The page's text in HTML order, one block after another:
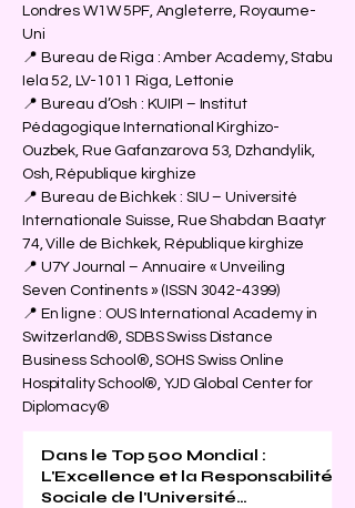
Londres W1W 5PF, Angleterre, Royaume-
Uni
📍 Bureau de Riga : Amber Academy, Stabu
Iela 52, LV-1011 Riga, Lettonie
📍 Bureau d’Osh : KUIPI – Institut
Pédagogique International Kirghizo-
Ouzbek, Rue Gafanzarova 53, Dzhandylik,
Osh, République kirghize
📍 Bureau de Bichkek : SIU – Université
Internationale Suisse, Rue Shabdan Baatyr
74, Ville de Bichkek, République kirghize
📍 U7Y Journal – Annuaire « Unveiling
Seven Continents » (ISSN 3042-4399)
📍 En ligne : OUS International Academy in
Switzerland®, SDBS Swiss Distance
Business School®, SOHS Swiss Online
Hospitality School®, YJD Global Center for
Diplomacy®
Dans le Top 500 Mondial :
L'Excellence et la Responsabilité
Sociale de l'Université